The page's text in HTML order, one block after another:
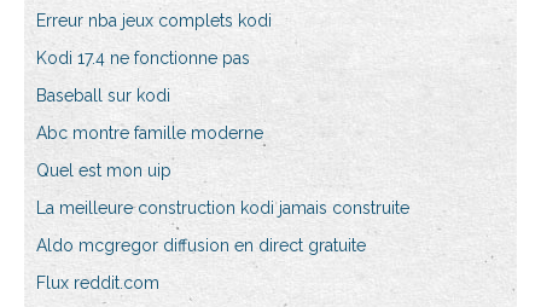
Erreur nba jeux complets kodi
Kodi 17.4 ne fonctionne pas
Baseball sur kodi
Abc montre famille moderne
Quel est mon uip
La meilleure construction kodi jamais construite
Aldo mcgregor diffusion en direct gratuite
Flux reddit.com